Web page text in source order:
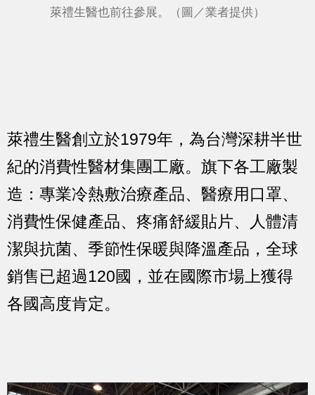
萊禮生醫也前往參展。（圖／業者提供）
萊禮生醫創立於1979年，為台灣深耕半世
紀的消費性醫材集團工廠。旗下各工廠製
造：專業冷熱敷治療產品、醫療用口罩、
消費性保健產品、疼痛舒緩貼片、人體清
潔與抗菌、季節性保暖與降溫產品，全球
銷售已超過120國，並在國際市場上獲得
各國高度肯定。